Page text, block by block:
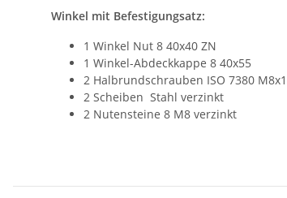
Winkel mit Befestigungsatz:
1 Winkel Nut 8 40x40 ZN
1 Winkel-Abdeckkappe 8 40x55
2 Halbrundschrauben ISO 7380
2 Scheiben Stahl verzinkt
2 Nutensteine 8 M8 verzinkt